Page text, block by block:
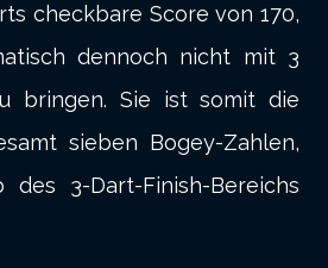
checkbare Score von 170,
dennoch nicht mit 3
bringen. Sie ist somit die
sieben Bogey-Zahlen,
3-Dart-Finish-Bereichs